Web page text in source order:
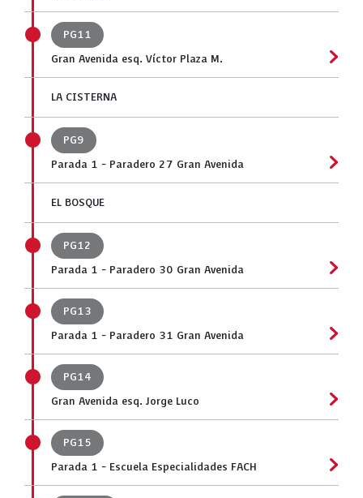
PG11
Gran Avenida esq. Víctor Plaza M.
LA CISTERNA
PG9
Parada 1 - Paradero 27 Gran Avenida
EL BOSQUE
PG12
Parada 1 - Paradero 30 Gran Avenida
PG13
Parada 1 - Paradero 31 Gran Avenida
PG14
Gran Avenida esq. Jorge Luco
PG15
Parada 1 - Escuela Especialidades FACH